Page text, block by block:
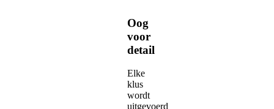
Oog
voor
detail
Elke
klus
wordt
uitgevoerd